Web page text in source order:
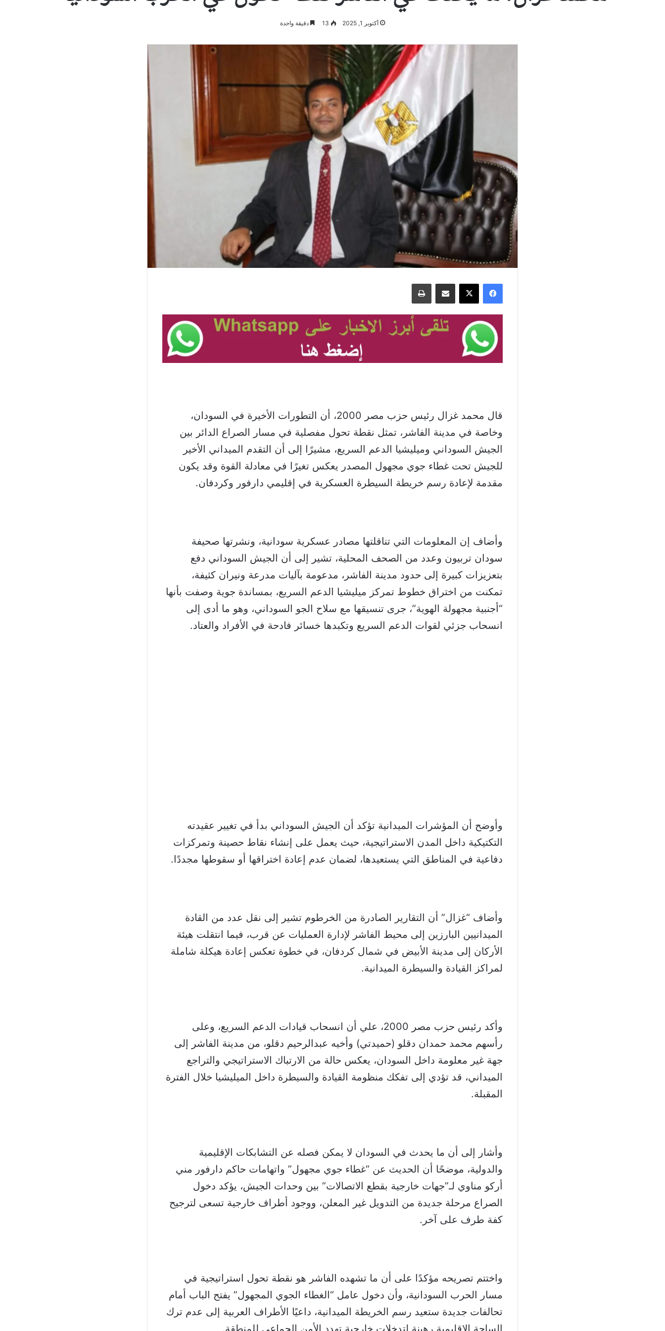
أكتوبر 1, 2025 13 دقيقة واحدة
فيسبوك ‫X مشاركة عبر البريد طباعة
قال محمد غزال رئيس حزب مصر 2000، أن التطورات الأخيرة في السودان،
وخاصة في مدينة الفاشر، تمثل نقطة تحول مفصلية في مسار الصراع الدائر بين
الجيش السوداني وميليشيا الدعم السريع، مشيرًا إلى أن التقدم الميداني الأخير
للجيش تحت غطاء جوي مجهول المصدر يعكس تغيرًا في معادلة القوة وقد يكون
مقدمة لإعادة رسم خريطة السيطرة العسكرية في إقليمي دارفور وكردفان.
وأضاف إن المعلومات التي تناقلتها مصادر عسكرية سودانية، ونشرتها صحيفة
سودان تربيون وعدد من الصحف المحلية، تشير إلى أن الجيش السوداني دفع
بتعزيزات كبيرة إلى حدود مدينة الفاشر، مدعومة بآليات مدرعة ونيران كثيفة،
تمكنت من اختراق خطوط تمركز ميليشيا الدعم السريع، بمساندة جوية وصفت بأنها
“أجنبية مجهولة الهوية”، جرى تنسيقها مع سلاح الجو السوداني، وهو ما أدى إلى
انسحاب جزئي لقوات الدعم السريع وتكبدها خسائر فادحة في الأفراد والعتاد.
وأوضح أن المؤشرات الميدانية تؤكد أن الجيش السوداني بدأ في تغيير عقيدته
التكتيكية داخل المدن الاستراتيجية، حيث يعمل على إنشاء نقاط حصينة وتمركزات
دفاعية في المناطق التي يستعيدها، لضمان عدم إعادة اختراقها أو سقوطها مجددًا.
وأضاف “غزال” أن التقارير الصادرة من الخرطوم تشير إلى نقل عدد من القادة
الميدانيين البارزين إلى محيط الفاشر لإدارة العمليات عن قرب، فيما انتقلت هيئة
الأركان إلى مدينة الأبيض في شمال كردفان، في خطوة تعكس إعادة هيكلة شاملة
لمراكز القيادة والسيطرة الميدانية.
وأكد رئيس حزب مصر 2000، علي أن انسحاب قيادات الدعم السريع، وعلى
رأسهم محمد حمدان دقلو (حميدتي) وأخيه عبدالرحيم دقلو، من مدينة الفاشر إلى
جهة غير معلومة داخل السودان، يعكس حالة من الارتباك الاستراتيجي والتراجع
الميداني، قد تؤدي إلى تفكك منظومة القيادة والسيطرة داخل الميليشيا خلال الفترة
المقبلة.
وأشار إلى أن ما يحدث في السودان لا يمكن فصله عن التشابكات الإقليمية
والدولية، موضحًا أن الحديث عن “غطاء جوي مجهول” واتهامات حاكم دارفور مني
أركو مناوي لـ”جهات خارجية بقطع الاتصالات” بين وحدات الجيش، يؤكد دخول
الصراع مرحلة جديدة من التدويل غير المعلن، ووجود أطراف خارجية تسعى لترجيح
كفة طرف على آخر.
واختتم تصريحه مؤكدًا على أن ما تشهده الفاشر هو نقطة تحول استراتيجية في
مسار الحرب السودانية، وأن دخول عامل “الغطاء الجوي المجهول” يفتح الباب أمام
تحالفات جديدة ستعيد رسم الخريطة الميدانية، داعيًا الأطراف العربية إلى عدم ترك
الساحة الإقليمية رهينة لتدخلات خارجية تهدد الأمن الجماعي للمنطقة.